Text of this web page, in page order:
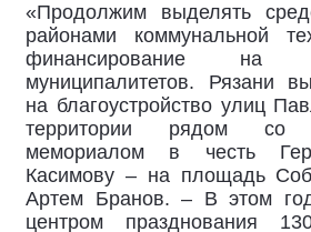
«Продолжим выделять
районами коммунальной
финансирование на
муниципалитетов. Рязани
на благоустройство улиц
территории рядом со
мемориалом в честь
Касимову – на площадь
Артем Бранов. – В этом
центром празднования